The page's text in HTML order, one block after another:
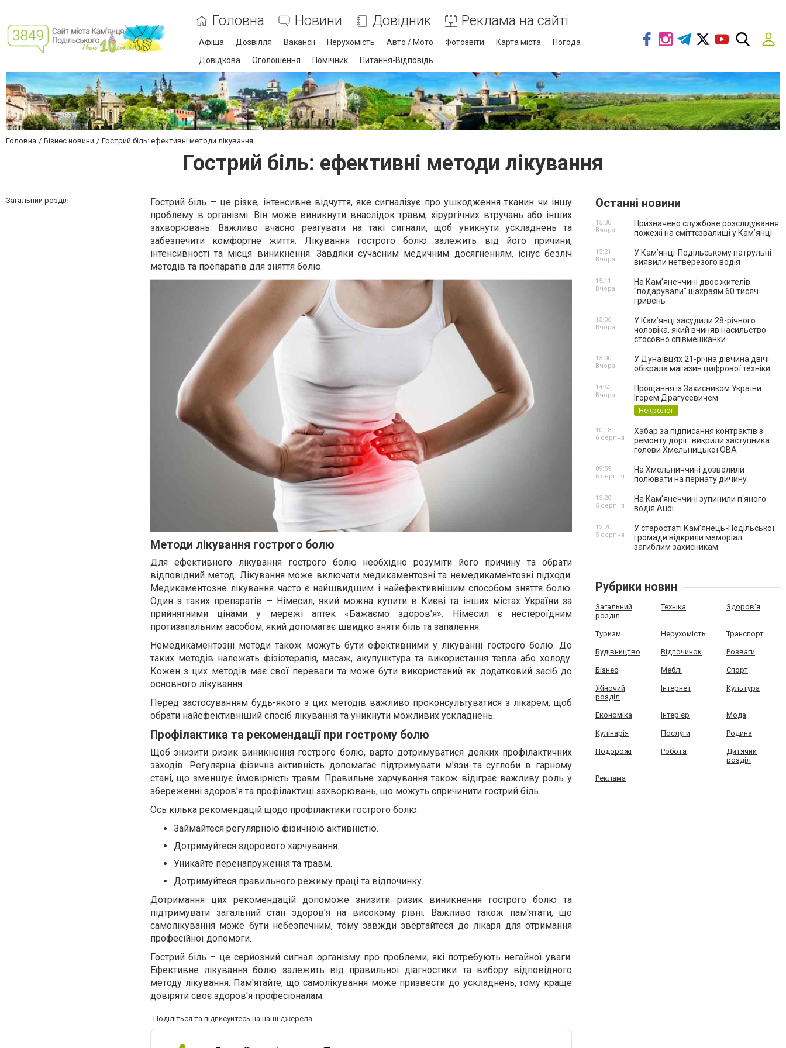
Головна Новини Довідник Реклама на сайті
Афіша Дозвілля Вакансії Нерухомість Авто / Мото Фотозвіти Карта міста
Погода
Довідкова
Оголошення Помічник Питання-Відповідь
Головна Бізнес новини Гострий біль: ефективні методи лікування
Гострий біль: ефективні методи лікування
Загальний розділ
Гострий біль – це різке, інтенсивне відчуття, яке сигналізує про ушкодження тканин чи іншу
проблему в організмі. Він може виникнути внаслідок травм, хірургічних втручань або інших
захворювань. Важливо вчасно реагувати на такі сигнали, щоб уникнути ускладнень та
забезпечити комфортне життя. Лікування гострого болю залежить від його причини,
інтенсивності та місця виникнення. Завдяки сучасним медичним досягненням, існує безліч
методів та препаратів для зняття болю.
Методи лікування гострого болю
Для ефективного лікування гострого болю необхідно розуміти його причину та обрати
відповідний метод. Лікування може включати медикаментозні та немедикаментозні підходи.
Медикаментозне лікування часто є найшвидшим і найефективнішим способом зняття болю.
Один з таких препаратів – Німесил, який можна купити в Києві та інших містах України за
прийнятними цінами у мережі аптек «Бажаємо здоров'я». Німесил є нестероїдним
протизапальним засобом, який допомагає швидко зняти біль та запалення.
Немедикаментозні методи також можуть бути ефективними у лікуванні гострого болю. До
таких методів належать фізіотерапія, масаж, акупунктура та використання тепла або холоду.
Кожен з цих методів має свої переваги та може бути використаний як додатковий засіб до
основного лікування.
Перед застосуванням будь-якого з цих методів важливо проконсультуватися з лікарем, щоб
обрати найефективніший спосіб лікування та уникнути можливих ускладнень.
Профілактика та рекомендації при гострому болю
Щоб знизити ризик виникнення гострого болю, варто дотримуватися деяких профілактичних
заходів. Регулярна фізична активність допомагає підтримувати м'язи та суглоби в гарному
стані, що зменшує ймовірність травм. Правильне харчування також відіграє важливу роль у
збереженні здоров'я та профілактиці захворювань, що можуть спричинити гострий біль.
Ось кілька рекомендацій щодо профілактики гострого болю:
Займайтеся регулярною фізичною активністю.
Дотримуйтеся здорового харчування.
Уникайте перенапруження та травм.
Дотримуйтеся правильного режиму праці та відпочинку.
Дотримання цих рекомендацій допоможе знизити ризик виникнення гострого болю та
підтримувати загальний стан здоров'я на високому рівні. Важливо також пам'ятати, що
самолікування може бути небезпечним, тому завжди звертайтеся до лікаря для отримання
професійної допомоги.
Гострий біль – це серйозний сигнал організму про проблеми, які потребують негайної уваги.
Ефективне лікування болю залежить від правильної діагностики та вибору відповідного
методу лікування. Пам'ятайте, що самолікування може призвести до ускладнень, тому краще
довіряти своє здоров'я професіоналам.
Поділіться та підписуйтесь на наші джерела
Останні новини
Призначено службове розслідування
пожежі на сміттєзвалищі у Кам’янці
15:30,
Вчора
У Кам’янці-Подільському патрульні
виявили нетверезого водія
15:21,
Вчора
На Камʼянеччині двоє жителів
"подарували" шахраям 60 тисяч
гривень
15:11,
Вчора
У Камʼянці засудили 28-річного
чоловіка, який вчиняв насильство
стосовно співмешканки
15:06,
Вчора
У Дунаївцях 21-річна дівчина двічі
обікрала магазин цифрової техніки
15:00,
Вчора
Прощання із Захисником України
Ігорем Драгусевичем
Некролог
14:53,
Вчора
Хабар за підписання контрактів з
ремонту доріг: викрили заступника
голови Хмельницької ОВА
10:18,
6 серпня
На Хмельниччині дозволили
полювати на пернату дичину
09:59,
6 серпня
На Камʼянеччині зупинили п'яного
водія Audi
13:20,
5 серпня
У старостаті Кам’янець-Подільської
громади відкрили меморіал
загиблим захисникам
12:20,
5 серпня
Рубрики новин
Загальний
розділ
Техніка Здоров'я
Туризм Нерухомість Транспорт
Будівництво Відпочинок Розваги
Бізнес Меблі Спорт
Жіночий
розділ
Інтернет Культура
Економіка Інтер'єр Мода
Кулінарія Послуги Родина
Подорожі Робота
Дитячий
розділ
Реклама